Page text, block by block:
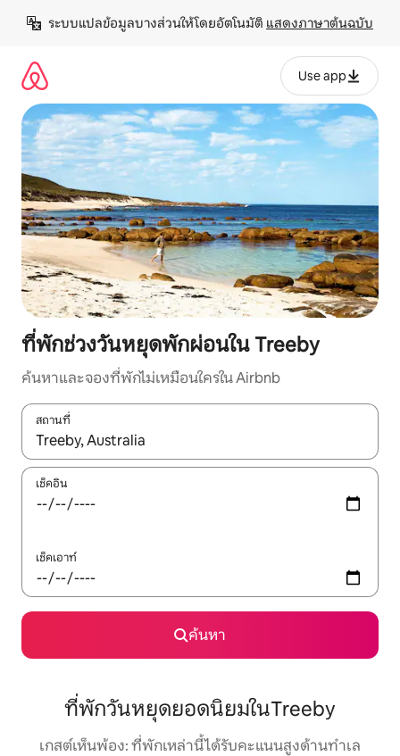
เนื้อหา
ระบบแปลข้อมูลบางส่วนให้โดยอัตโนมัติ แสดงภาษาต้นฉบับ
Use app
ที่พักช่วงวันหยุดพักผ่อนใน Treeby
ค้นหาและจองที่พักไม่เหมือนใครใน Airbnb
สถานที่
ใช้ลูกศรขึ้นลง หรือใช้การสัมผัสหรือปัด เพื่อสำรวจผลการค้นหา
เช็คอิน
เช็คเอาท์
ค้นหา
ที่พักวันหยุดยอดนิยมในTreeby
เกสต์เห็นพ้อง: ที่พักเหล่านี้ได้รับคะแนนสูงด้านทำเล